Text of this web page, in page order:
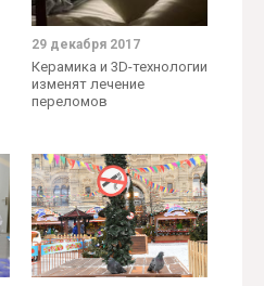
29 декабря 2017
Керамика и 3D-технологии
изменят лечение
переломов